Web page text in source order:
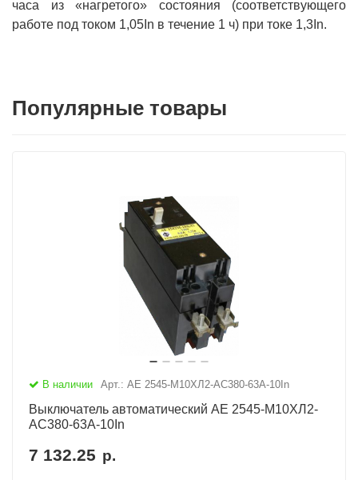
часа из «нагретого» состояния (соответствующего
работе под током 1,05In в течение 1 ч) при токе 1,3In.
Популярные товары
В наличии Арт.: АЕ 2545-М10ХЛ2-AC380-63А-10In
Выключатель автоматический АЕ 2545-М10ХЛ2-
AC380-63А-10In
7 132.25 р.